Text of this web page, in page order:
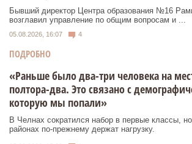
Бывший директор Центра образования №16
возглавил управление по общим вопросам и ...
05.08.2026, 16:07 4
ПОДРОБНО
«Раньше было два-три человека на
полтора-два. Это связано с
которую мы попали»
В Челнах сократился набор в первые классы,
районах по-прежнему держат нагрузку.